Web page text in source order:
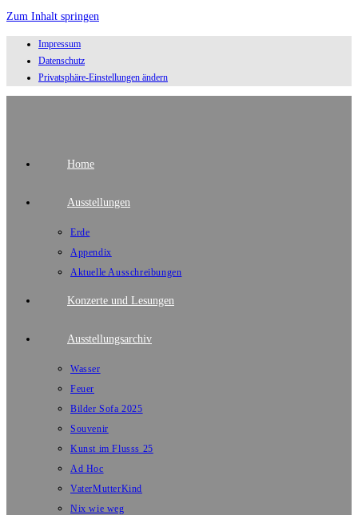
Zum Inhalt springen
Impressum
Datenschutz
Privatsphäre-Einstellungen ändern
Home
Ausstellungen
Erde
Appendix
Aktuelle Ausschreibungen
Konzerte und Lesungen
Ausstellungsarchiv
Wasser
Feuer
Bilder Sofa 2025
Souvenir
Kunst im Flusss 25
Ad Hoc
VaterMutterKind
Nix wie weg